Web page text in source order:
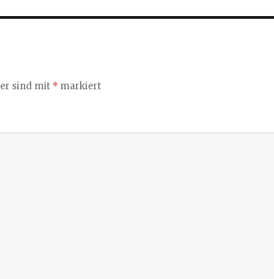
sind mit * markiert